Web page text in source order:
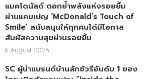
แมคโดนัลด์ ตอกย้ำพลังแห่งรอยยิ้ม
ผ่านแคมเปญ ‘McDonald’s Touch of
Smile’ สนับสนุนให้ทุกคนได้มีโอกาส
สัมผัสความสุขผ่านรอยยิ้ม
6 August 2026
SC ผู้นำแบรนด์บ้านลักชัวรีอันดับ 1 ของ